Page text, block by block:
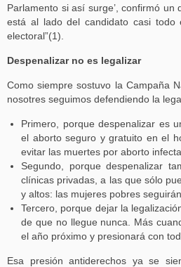
Parlamento si así surge’, confirmó
está al lado del candidato casi
electoral”(1).
Despenalizar no es legalizar
Como siempre sostuvo la Campaña
nosotres seguimos defendiendo la
Primero, porque despenalizar es
el aborto seguro y gratuito en el
evitar las muertes por aborto
Segundo, porque despenalizar
clínicas privadas, a las que sólo
y altos: las mujeres pobres
Tercero, porque dejar la
de que no llegue nunca. Más
el año próximo y presionará con
Esa presión antiderechos ya se